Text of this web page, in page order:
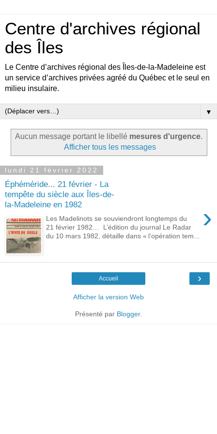
Centre d'archives régional
des Îles
Le Centre d’archives régional des Îles-de-la-Madeleine est
un service d’archives privées agréé du Québec et le seul en
milieu insulaire.
▼
Aucun message portant le libellé mesures d'urgence.
Afficher tous les messages
lundi 21 février 2022
Éphéméride... 21 février - La
tempête du siècle aux Îles-de-
la-Madeleine en 1982
›
Les Madelinots se souviendront longtemps du
21 février 1982… L’édition du journal Le Radar
du 10 mars 1982, détaille dans « l’opération tem...
›
Accueil
Afficher la version Web
Présenté par Blogger.